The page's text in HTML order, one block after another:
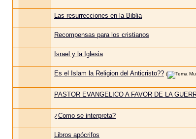
Las resurrecciones en la Biblia
Recompensas para los cristianos
Israel y la Iglesia
Es el Islam la Religion del Anticristo?? (
PASTOR EVANGELICO A FAVOR DE LA
¿Como se interpreta?
Libros apócrifos